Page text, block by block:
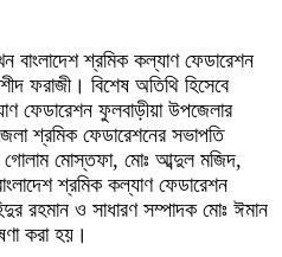
বাংলাদেশ শ্রমিক কল্যাণ ফেডারেশন
ফরাজী। বিশেষ অতিথি হিসেবে
ফেডারেশন ফুলবাড়ীয়া উপজেলার
শ্রমিক ফেডারেশনের সভাপতি
গোলাম মোস্তফা, মোঃ আব্দুল মজিদ,
শ্রমিক কল্যাণ ফেডারেশন
রহমান ও সাধারণ সম্পাদক মোঃ ঈমান
করা হয়।